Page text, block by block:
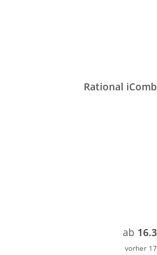
Rational
ab
vorher